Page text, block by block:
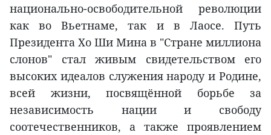
национально-освободительной революции
как во Вьетнаме, так и в Лаосе. Путь
Президента Хо Ши Мина в "Стране миллиона
слонов" стал живым свидетельством его
высоких идеалов служения народу и Родине,
всей жизни, посвящённой борьбе за
независимость нации и свободу
соотечественников, а также проявлением